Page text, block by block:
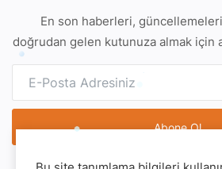
En son haberleri,
doğrudan gelen kutunuza almak için
Abone Ol